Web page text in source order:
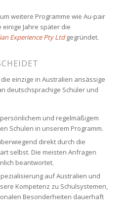
weitere Programme wie Au-pair
Jahre später die
Experience Pty Ltdgegründet.
die einzige in Australien ansässige
deutschsprachige Schüler und
und regelmäßigem
Schulen in unserem Programm.
direkt durch die
selbst. Die meisten Anfragen
beantwortet.
auf Australien und
Kompetenz zu Schulsystemen,
Besonderheiten dauerhaft